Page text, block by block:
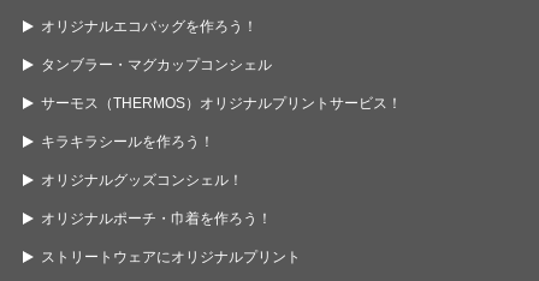
オリジナルエコバッグを作ろう！
タンブラー・マグカップコンシェル
サーモス（THERMOS）オリジナルプリントサービス！
キラキラシールを作ろう！
オリジナルグッズコンシェル！
オリジナルポーチ・巾着を作ろう！
ストリートウェアにオリジナルプリント